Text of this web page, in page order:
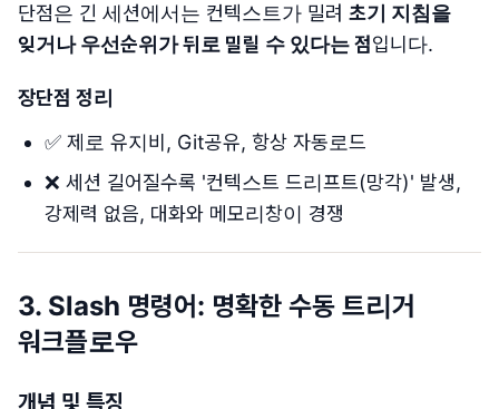
단점은 긴 세션에서는 컨텍스트가 밀려 초기 지침을
잊거나 우선순위가 뒤로 밀릴 수 있다는 점입니다.
장단점 정리
✅ 제로 유지비, Git공유, 항상 자동로드
❌ 세션 길어질수록 '컨텍스트 드리프트(망각)' 발생,
강제력 없음, 대화와 메모리창이 경쟁
3. Slash 명령어: 명확한 수동 트리거
워크플로우
개념 및 특징